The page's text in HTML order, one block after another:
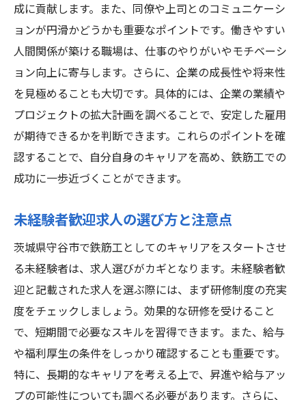
成に貢献します。また、同僚や上司とのコミュニケーシ
ョンが円滑かどうかも重要なポイントです。働きやすい
人間関係が築ける職場は、仕事のやりがいやモチベーシ
ョン向上に寄与します。さらに、企業の成長性や将来性
を見極めることも大切です。具体的には、企業の業績や
プロジェクトの拡大計画を調べることで、安定した雇用
が期待できるかを判断できます。これらのポイントを確
認することで、自分自身のキャリアを高め、鉄筋工での
成功に一歩近づくことができます。
未経験者歓迎求人の選び方と注意点
茨城県守谷市で鉄筋工としてのキャリアをスタートさせ
る未経験者は、求人選びがカギとなります。未経験者歓
迎と記載された求人を選ぶ際には、まず研修制度の充実
度をチェックしましょう。効果的な研修を受けること
で、短期間で必要なスキルを習得できます。また、給与
や福利厚生の条件をしっかり確認することも重要です。
特に、長期的なキャリアを考える上で、昇進や給与アッ